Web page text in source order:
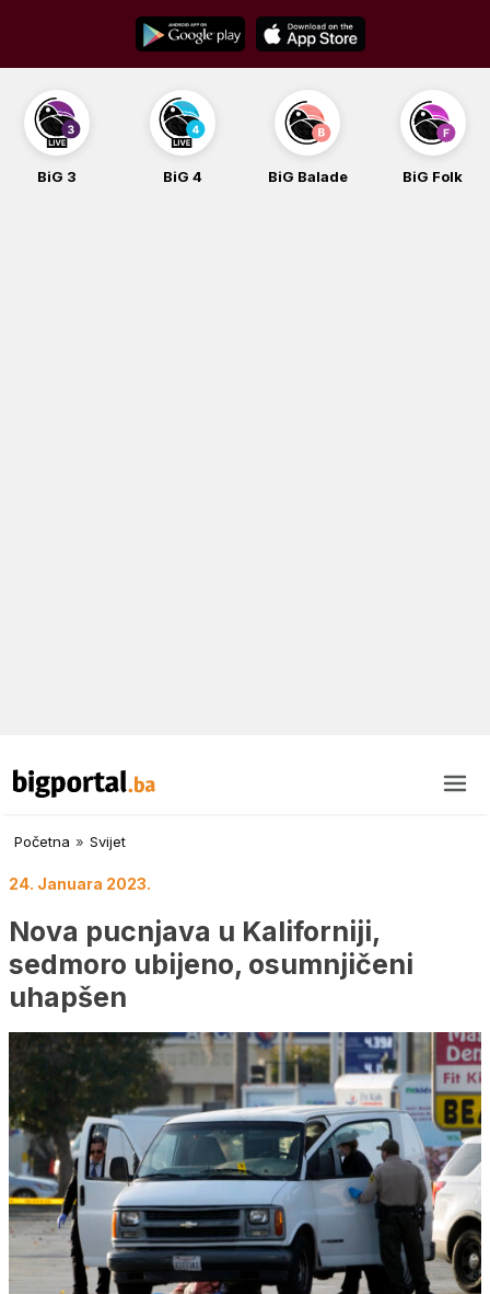
content
BiG 3 BiG 4 BiG Balade BiG Folk
Početna » Svijet
24. Januara 2023.
Nova pucnjava u Kaliforniji,
sedmoro ubijeno, osumnjičeni
uhapšen